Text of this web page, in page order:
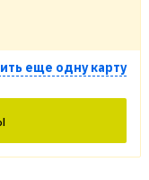
еще одну карту